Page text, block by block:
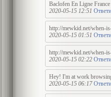
Baclofen En Ligne
2020-05-15 12:51
http://mewkid.net/when-
2020-05-15 01:51
http://mewkid.net/when-
2020-05-15 02:22
Hey! I'm at work
2020-05-15 06:17